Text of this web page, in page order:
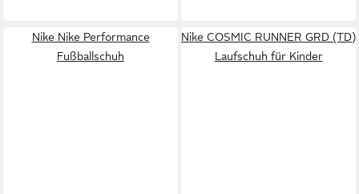
Nike Nike Performance
Fußballschuh
Nike COSMIC RUNNER GRD (TD)
Laufschuh für Kinder